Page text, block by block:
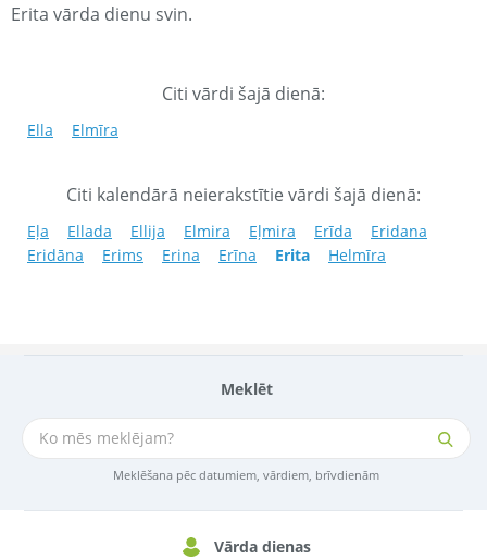
Meklēt
Meklēšana pēc datumiem, vārdiem, brīvdienām
Vārda dienas
Erita vārda dienu svin.
Citi vārdi šajā dienā:
Ella Elmīra
Citi kalendārā neierakstītie vārdi šajā dienā:
Eļa Ellada Ellija Elmira Eļmira Erīda
Eridana
Eridāna
Erims Erina Erīna Erita Helmīra